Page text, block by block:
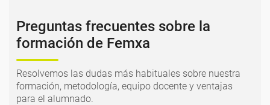
Preguntas frecuentes sobre la
formación de Femxa
Resolvemos las dudas más habituales sobre nuestra
formación, metodología, equipo docente y ventajas
para el alumnado.